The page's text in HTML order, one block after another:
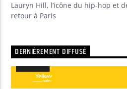
Lauryn Hill, l’icône du hip-hop et
retour à Paris
DERNIÈREMENT DIFFUSÉ
Lecteur